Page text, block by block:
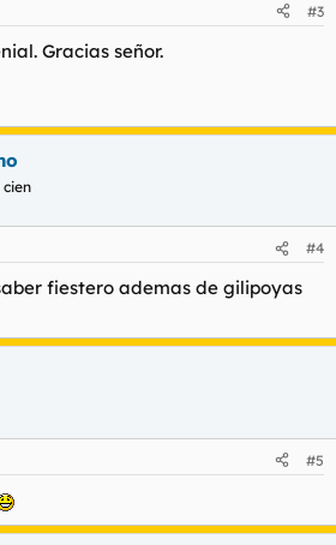
#3
Gracias señor.
#4
fiestero ademas de gilipoyas
#5